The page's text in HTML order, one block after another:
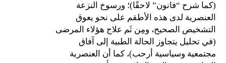
(كما شرح “فانون” لاحقًا)؛ ورسوخ النزعة
العنصرية لدى هذه الأطقم على نحو يعوق
التشخيص الصحيح، ومِن ثَم علاج هؤلاء المرضى
(في تحليل يتجاوز الحالة الطبية إلى آفاق
مجتمعية وسياسية أرحب)، كما أن العنصرية